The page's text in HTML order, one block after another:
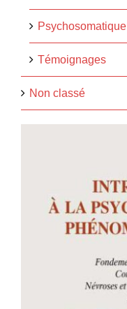
Psychosomatique
Témoignages
Non classé